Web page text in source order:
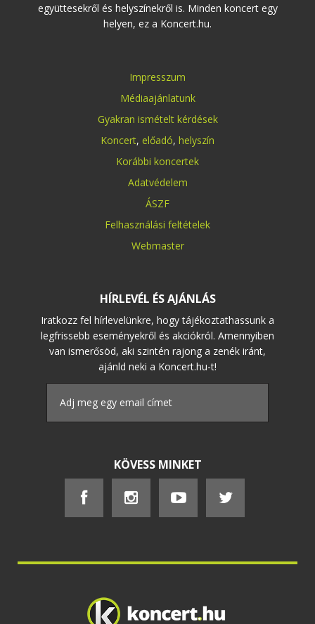
együttesekről és helyszínekről is. Minden koncert egy
helyen, ez a Koncert.hu.
Impresszum
Médiaajánlatunk
Gyakran ismételt kérdések
Koncert, előadó, helyszín
Korábbi koncertek
Adatvédelem
ÁSZF
Felhasználási feltételek
Webmaster
HÍRLEVÉL ÉS AJÁNLÁS
Iratkozz fel hírlevelünkre, hogy tájékoztathassunk a
legfrissebb eseményekről és akciókról. Amennyiben
van ismerősöd, aki szintén rajong a zenék iránt,
ajánld neki a Koncert.hu-t!
KÖVESS MINKET